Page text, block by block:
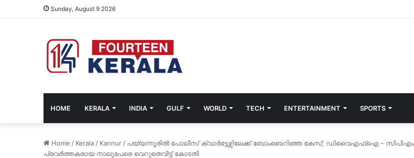
Sunday, August 9 2026
HOME KERALA INDIA GULF WORLD TECH ENTERTAINMENT SPORTS
Home / Kerala / Kannur / പയ്യന്നൂരിൽ പോലീസ് ക്വാർട്ടേഴ്സിലേക്ക് ബോംബെറിഞ്ഞ കേസ്; ഡിവൈഎഫ്ഐ – സിപിഎം
പ്രവർത്തകരായ നാലുപേരെ വെറുതെവിട്ട് കോടതി